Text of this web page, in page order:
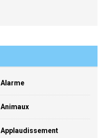
Alarme
Animaux
Applaudissement